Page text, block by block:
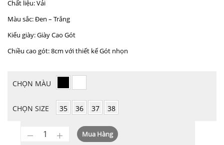
Chất liệu: Vải
Màu sắc: Đen – Trắng
Kiểu giày: Giày Cao Gót
Chiều cao gót: 8cm với thiết kế Gót nhọn
CHỌN MÀU
CHỌN SIZE 35 36 37 38
Giày
Mua Hàng